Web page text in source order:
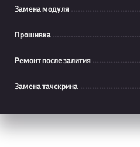
Замена модуля
Прошивка
Ремонт после залития
Замена тачскрина